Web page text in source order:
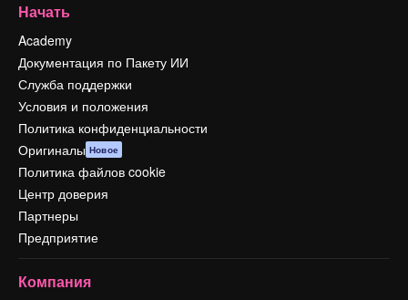
Начать
Academy
Документация по Пакету ИИ
Служба поддержки
Условия и положения
Политика конфиденциальности
Оригиналы Новое
Политика файлов cookie
Центр доверия
Партнеры
Предприятие
Компания